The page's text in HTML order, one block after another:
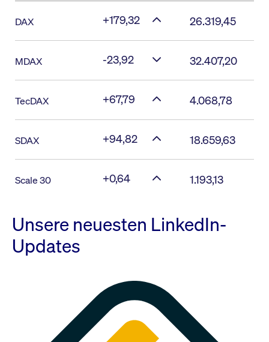
DAX +179,32 26.319,45
MDAX -23,92 32.407,20
TecDAX +67,79 4.068,78
SDAX +94,82 18.659,63
Scale 30 +0,64 1.193,13
Unsere neuesten LinkedIn-
Updates